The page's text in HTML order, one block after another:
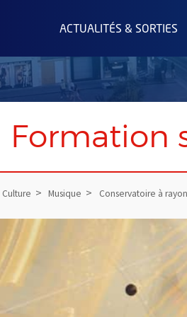
: Retour à l'accueil
ACTUALITÉS & SORTIES
Formation
Culture Musique Conservatoire à